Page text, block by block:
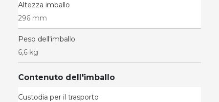
Altezza imballo
296 mm
Peso dell'imballo
6,6 kg
Contenuto dell'imballo
Custodia per il trasporto